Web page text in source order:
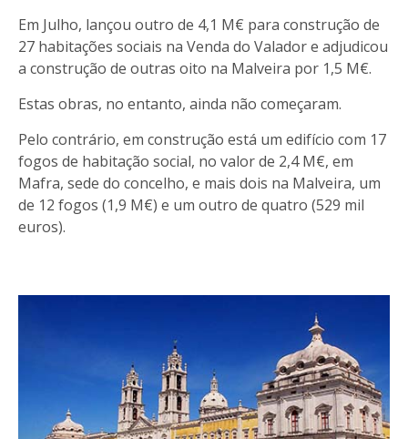
Em Julho, lançou outro de 4,1 M€ para construção de
27 habitações sociais na Venda do Valador e adjudicou
a construção de outras oito na Malveira por 1,5 M€.
Estas obras, no entanto, ainda não começaram.
Pelo contrário, em construção está um edifício com 17
fogos de habitação social, no valor de 2,4 M€, em
Mafra, sede do concelho, e mais dois na Malveira, um
de 12 fogos (1,9 M€) e um outro de quatro (529 mil
euros).